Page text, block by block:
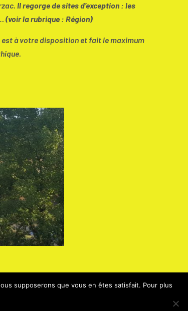
Il regorge de sites d’exception : les
(voir la rubrique : Région)
est à votre disposition et fait le maximum
supposerons que vous en êtes satisfait. Pour plus